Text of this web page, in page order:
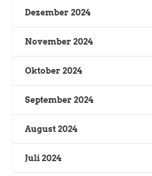
Dezember 2024
November 2024
Oktober 2024
September 2024
August 2024
Juli 2024